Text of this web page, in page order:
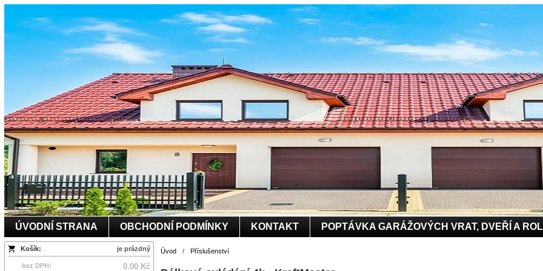
ÚVODNÍ STRANA OBCHODNÍ PODMÍNKY KONTAKT POPTÁVKA GARÁŽOVÝCH VRAT, DVEŘÍ A
Košík: je prázdný
bez DPH: 0.00 Kč
Úvod / Příslušenství